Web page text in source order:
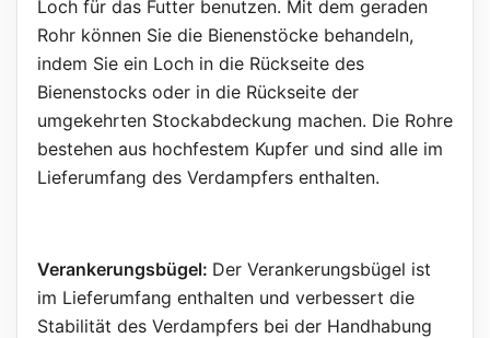
Loch für das Futter benutzen. Mit dem geraden
Rohr können Sie die Bienenstöcke behandeln,
indem Sie ein Loch in die Rückseite des
Bienenstocks oder in die Rückseite der
umgekehrten Stockabdeckung machen. Die Rohre
bestehen aus hochfestem Kupfer und sind alle im
Lieferumfang des Verdampfers enthalten.
Verankerungsbügel: Der Verankerungsbügel ist
im Lieferumfang enthalten und verbessert die
Stabilität des Verdampfers bei der Handhabung